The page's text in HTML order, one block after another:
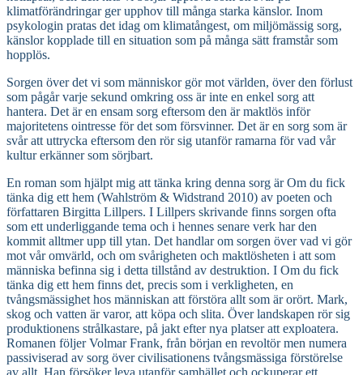
klimatförändringar ger upphov till många starka känslor. Inom
psykologin pratas det idag om klimatångest, om miljömässig sorg,
känslor kopplade till en situation som på många sätt framstår som
hopplös.
Sorgen över det vi som människor gör mot världen, över den förlust
som pågår varje sekund omkring oss är inte en enkel sorg att
hantera. Det är en ensam sorg eftersom den är maktlös inför
majoritetens ointresse för det som försvinner. Det är en sorg som är
svår att uttrycka eftersom den rör sig utanför ramarna för vad vår
kultur erkänner som sörjbart.
En roman som hjälpt mig att tänka kring denna sorg är Om du fick
tänka dig ett hem (Wahlström & Widstrand 2010) av poeten och
författaren Birgitta Lillpers. I Lillpers skrivande finns sorgen ofta
som ett underliggande tema och i hennes senare verk har den
kommit alltmer upp till ytan. Det handlar om sorgen över vad vi gör
mot vår omvärld, och om svårigheten och maktlösheten i att som
människa befinna sig i detta tillstånd av destruktion. I Om du fick
tänka dig ett hem finns det, precis som i verkligheten, en
tvångsmässighet hos människan att förstöra allt som är orört. Mark,
skog och vatten är varor, att köpa och slita. Över landskapen rör sig
produktionens strålkastare, på jakt efter nya platser att exploatera.
Romanen följer Volmar Frank, från början en revoltör men numera
passiviserad av sorg över civilisationens tvångsmässiga förstörelse